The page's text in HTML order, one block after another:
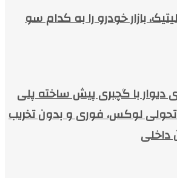
بازار خودرو را به کدام سو
دیوار با گچبری پیش ساخته پلی
تحولی لوکس، فوری و بدون تخریب
داخلی